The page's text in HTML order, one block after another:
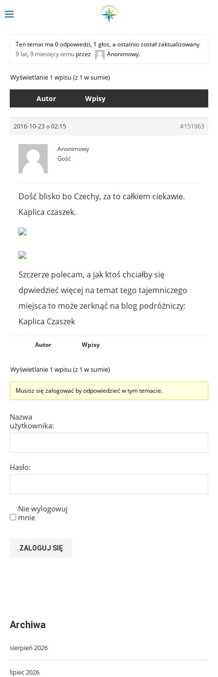
Ten temat ma 0 odpowiedzi, 1 głos, a ostatnio został zaktualizowany
9 lat, 9 miesięcy temu przez Anonimowy.
Wyświetlanie 1 wpisu (z 1 w sumie)
Autor Wpisy
2016-10-23 o 02:15 #151963
Anonimowy
Gość
Dość blisko bo Czechy, za to całkiem ciekawie.
Kaplica czaszek.
Szczerze polecam, a jak ktoś chciałby się
dpwiedzieć więcej na temat tego tajemniczego
miejsca to może zerknąć na blog podróżniczy:
Kaplica Czaszek
Autor Wpisy
Wyświetlanie 1 wpisu (z 1 w sumie)
Musisz się zalogować by odpowiedzieć w tym temacie.
Nazwa
użytkownika:
Hasło:
Nie wylogowuj
mnie
ZALOGUJ SIĘ
Archiwa
sierpień 2026
lipiec 2026